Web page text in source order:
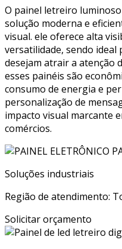
O painel letreiro luminoso
solução moderna e
visual. ele oferece alta
versatilidade, sendo ideal
desejam atrair a atenção
esses painéis são
consumo de energia e
personalização de
impacto visual marcante
comércios.
Soluções industriais
Região de atendimento:
Solicitar orçamento